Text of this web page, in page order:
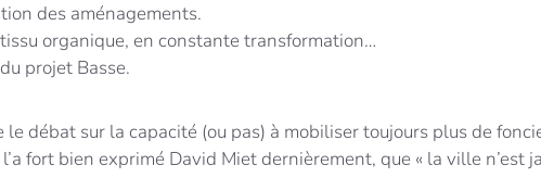
des aménagements.
organique, en constante transformation…
projet Basse.
le débat sur la capacité (ou pas) à mobiliser toujours plus de
fort bien exprimé David Miet dernièrement, que « la ville n’est